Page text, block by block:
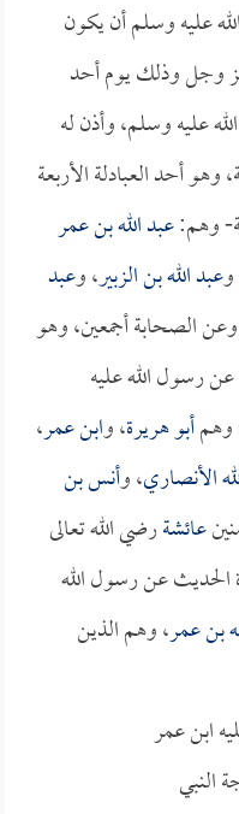
عليه وسلم أن يكون
عز وجل وذلك يوم أحد
عليه وسلم، وأذن له
أحد العبادلة الأربعة
وهم:عبد الله بن عمر
عبد الله بن الزبير، وعبد
الصحابة أجمعين، وهو
عن رسول الله عليه
وهمأبو هريرة، وابن عمر،
الأنصاري، وأنس بن
عائشةرضي الله تعالى
الحديث عن رسول الله
بن عمر، وهم الذين
ابن عمر
النبي